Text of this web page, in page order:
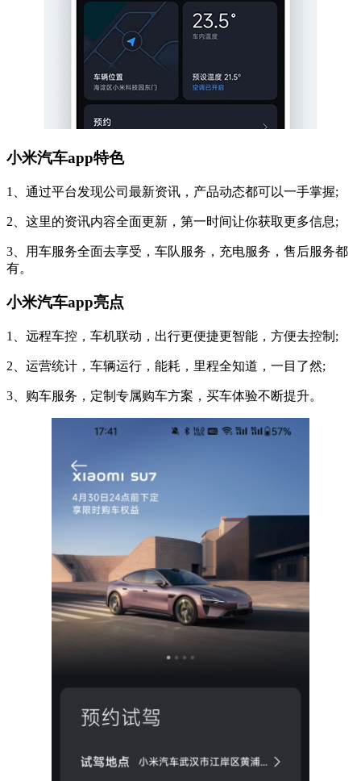
小米汽车app特色
1、通过平台发现公司最新资讯，产品动态都可以一手掌握;
2、这里的资讯内容全面更新，第一时间让你获取更多信息;
3、用车服务全面去享受，车队服务，充电服务，售后服务都
有。
小米汽车app亮点
1、远程车控，车机联动，出行更便捷更智能，方便去控制;
2、运营统计，车辆运行，能耗，里程全知道，一目了然;
3、购车服务，定制专属购车方案，买车体验不断提升。